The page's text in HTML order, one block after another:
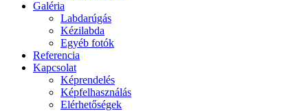
Galéria
Labdarúgás
Kézilabda
Egyéb fotók
Referencia
Kapcsolat
Képrendelés
Képfelhasználás
Elérhetőségek